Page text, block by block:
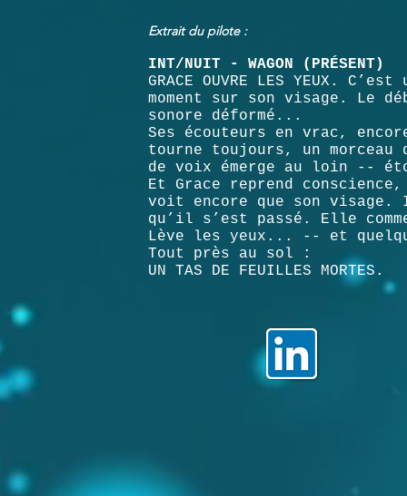
Extrait du pilote :
INT/NUIT - WAGON (PRÉSENT)
GRACE OUVRE LES YEUX.
moment sur son visage. Le
sonore déformé...
Ses écouteurs en vrac,
tourne toujours, un morceau
de voix émerge au loin --
Et Grace reprend conscience,
voit encore que son
qu’il s’est passé. Elle
Lève les yeux... -- et
Tout près au sol :
UN TAS DE FEUILLES MORTES.